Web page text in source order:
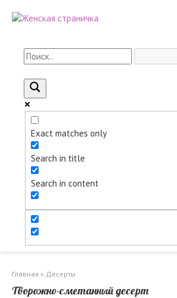
Exact matches only
Search in title
Search in content
Главная » Десерты
Творожно-сметанный десерт